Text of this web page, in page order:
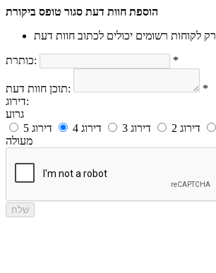
הוספת חוות דעת סגור טופס ביקורת
רק לקוחות רשומים יכולים לכתוב חוות דעת
כותרת: *
תוכן חוות דעת:
*
דירוג:
גרוע
דירוג 2 דירוג 3 דירוג 4
דירוג 5
מעולה
שלח